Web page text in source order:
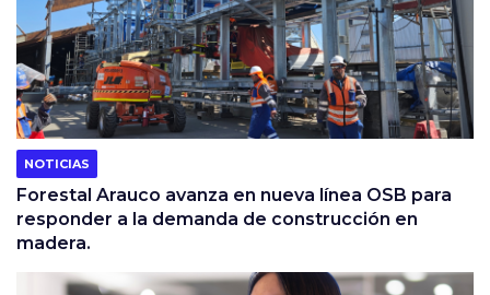
NOTICIAS
Forestal Arauco avanza en nueva línea OSB para
responder a la demanda de construcción en
madera.